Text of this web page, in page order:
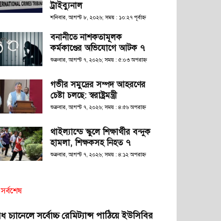
ট্রাইব্যুনাল
শনিবার, আগস্ট ৮, ২০২৬; সময় : ১০:২৭ পূর্বাহ্ণ
বনানীতে নাশকতামূলক
কর্মকাণ্ডের অভিযোগে আটক ৭
শুক্রবার, আগস্ট ৭, ২০২৬; সময় : ৫:০৩ অপরাহ্ণ
গভীর সমুদ্রের সম্পদ আহরণের
চেষ্টা চলছে: স্বরাষ্ট্রমন্ত্রী
শুক্রবার, আগস্ট ৭, ২০২৬; সময় : ৪:৫৬ অপরাহ্ণ
থাইল্যান্ডে স্কুলে শিক্ষার্থীর বন্দুক
হামলা, শিক্ষকসহ নিহত ৭
শুক্রবার, আগস্ট ৭, ২০২৬; সময় : ৪:১২ অপরাহ্ণ
সর্বশেষ
চ্যানেলে সর্বোচ্চ রেমিট্যান্স পাঠিয়ে ইউসিবির